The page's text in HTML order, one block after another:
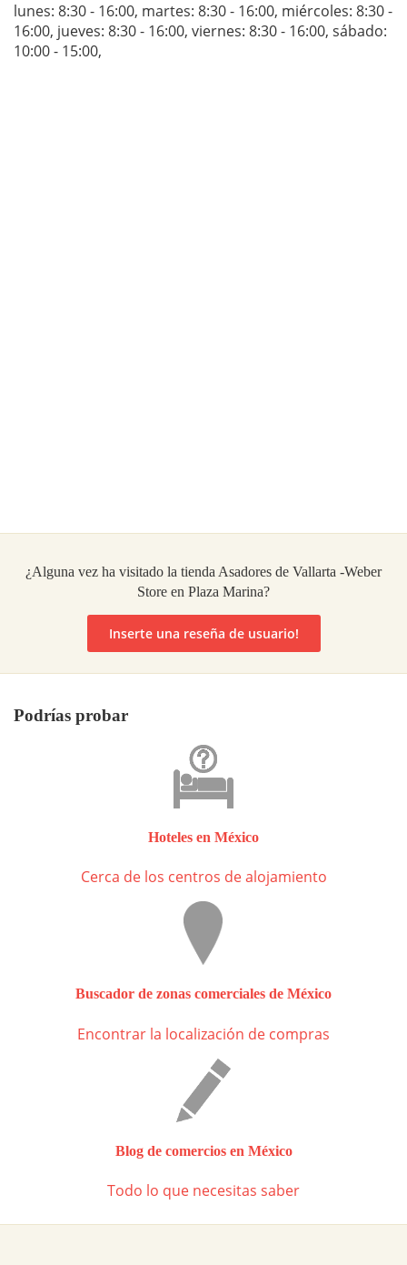
lunes: 8:30 - 16:00, martes: 8:30 - 16:00, miércoles: 8:30 -
16:00, jueves: 8:30 - 16:00, viernes: 8:30 - 16:00, sábado:
10:00 - 15:00,
¿Alguna vez ha visitado la tienda Asadores de Vallarta -Weber
Store en Plaza Marina?
Inserte una reseña de usuario!
Podrías probar
Hoteles en México
Cerca de los centros de alojamiento
Buscador de zonas comerciales de México
Encontrar la localización de compras
Blog de comercios en México
Todo lo que necesitas saber